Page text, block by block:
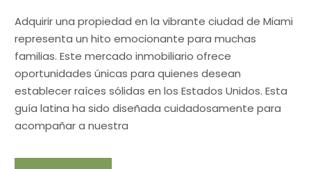
Adquirir una propiedad en la vibrante ciudad de Miami
representa un hito emocionante para muchas
familias. Este mercado inmobiliario ofrece
oportunidades únicas para quienes desean
establecer raíces sólidas en los Estados Unidos. Esta
guía latina ha sido diseñada cuidadosamente para
acompañar a nuestra